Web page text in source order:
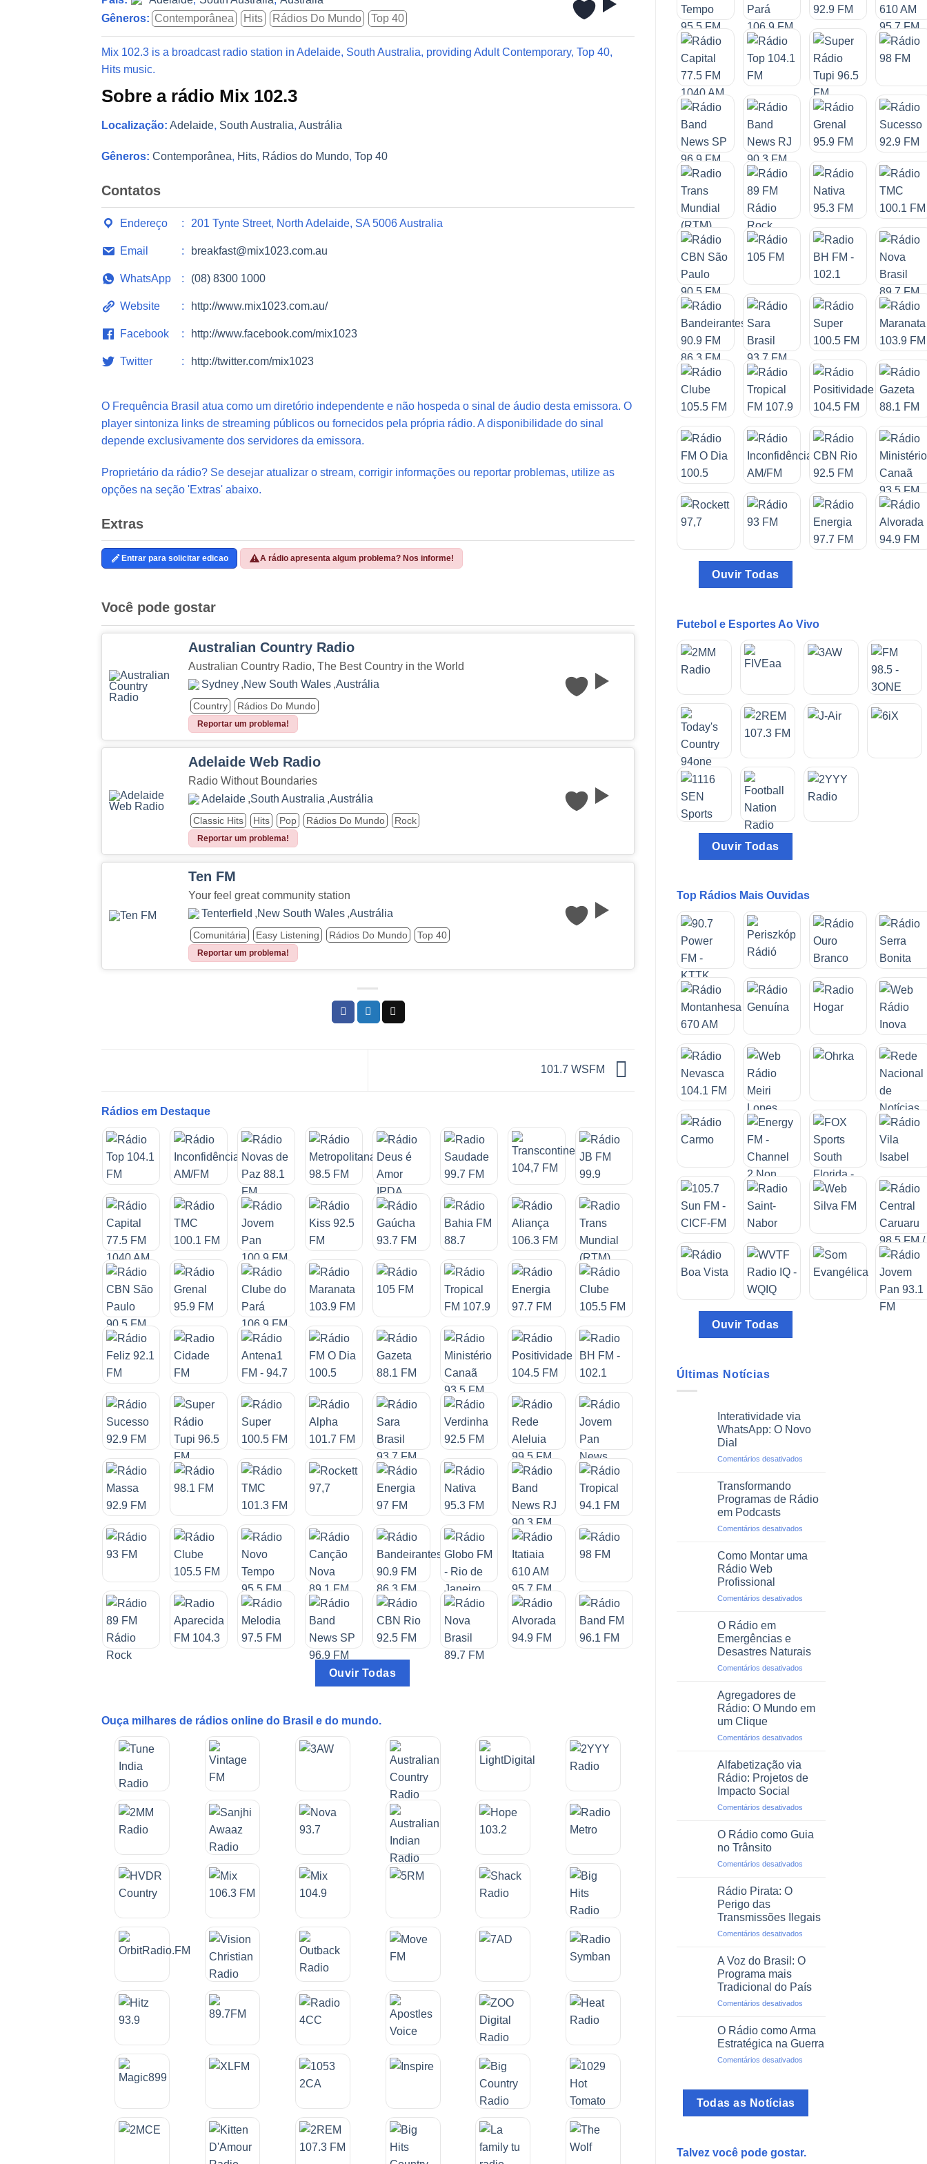
Gêneros: Contemporânea Hits Rádios Do Mundo Top 40
Mix 102.3 is a broadcast radio station in Adelaide, South Australia, providing Adult Contemporary, Top 40,
Hits music.
Sobre a rádio Mix 102.3
Localização: Adelaide, South Australia, Austrália
Gêneros: Contemporânea, Hits, Rádios do Mundo, Top 40
Contatos
Endereço 201 Tynte Street, North Adelaide, SA 5006 Australia
Email breakfast@mix1023.com.au
WhatsApp (08) 8300 1000
Website http://www.mix1023.com.au/
Facebook http://www.facebook.com/mix1023
Twitter http://twitter.com/mix1023
O Frequência Brasil atua como um diretório independente e não hospeda o sinal de áudio desta emissora. O
player sintoniza links de streaming públicos ou fornecidos pela própria rádio. A disponibilidade do sinal
depende exclusivamente dos servidores da emissora.
Proprietário da rádio? Se desejar atualizar o stream, corrigir informações ou reportar problemas, utilize as
opções na seção 'Extras' abaixo.
Extras
Entrar para solicitar edicao A rádio apresenta algum problema? Nos informe!
Você pode gostar
Australian Country Radio
Australian Country Radio, The Best Country in the World
Sydney ,New South Wales ,Austrália
Country Rádios Do Mundo
Reportar um problema!
Adelaide Web Radio
Radio Without Boundaries
Adelaide ,South Australia ,Austrália
Classic Hits Hits Pop Rádios Do Mundo Rock
Reportar um problema!
Ten FM
Your feel great community station
Tenterfield ,New South Wales ,Austrália
Comunitária Easy Listening Rádios Do Mundo Top 40
Reportar um problema!
101.7 WSFM
Rádios em Destaque
Ouvir Todas
Ouça milhares de rádios online do Brasil e do mundo.
Ouvir Todas
Futebol e Esportes Ao Vivo
Ouvir Todas
Top Rádios Mais Ouvidas
Ouvir Todas
Últimas Notícias
Interatividade via
WhatsApp: O Novo
Dial
Comentários desativadosem
WhatsApp:
O
Dial
Transformando
Programas de Rádio
em Podcasts
Comentários desativadosem
Podcasts
Como Montar uma
Rádio Web
Profissional
Comentários desativadosem
Web
Profissional
O Rádio em
Emergências e
Desastres Naturais
Comentários desativadosem
Emergências
Desastres
Agregadores de
Rádio: O Mundo em
um Clique
Comentários desativadosem
O
em
Clique
Alfabetização via
Rádio: Projetos de
Impacto Social
Comentários desativadosem
via
de
O Rádio como Guia
no Trânsito
Comentários desativadosem
no
Trânsito
Rádio Pirata: O
Perigo das
Transmissões Ilegais
Comentários desativadosem
Pirata:
das
Transmissões
A Voz do Brasil: O
Programa mais
Tradicional do País
Comentários desativadosem
Brasil:
O
O Rádio como Arma
Estratégica na Guerra
Comentários desativadosem
Estratégica
Todas as Notícias
Talvez você pode gostar.